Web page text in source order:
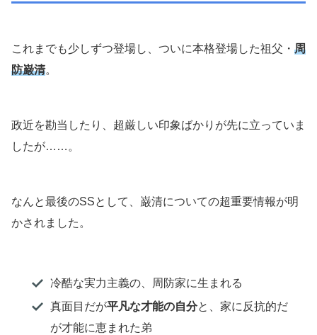
これまでも少しずつ登場し、ついに本格登場した祖父・ 周
防巌清。
政近を勘当したり、超厳しい印象ばかりが先に立っていま
したが……。
なんと最後のSSとして、巌清についての超重要情報が明
かされました。
冷酷な実力主義の、周防家に生まれる
真面目だが平凡な才能の自分と、家に反抗的だ
が才能に恵まれた弟